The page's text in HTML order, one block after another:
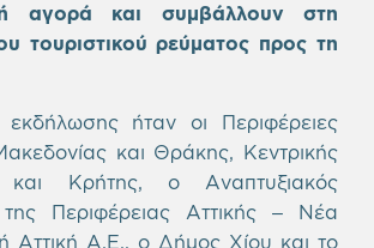
αγορά και συμβάλλουν στη
τουριστικού ρεύματος προς τη
εκδήλωσης ήταν οι Περιφέρειες
και Θράκης, Κεντρικής
και Κρήτης, ο Αναπτυξιακός
Περιφέρειας Αττικής – Νέα
Αττική Α.Ε., ο Δήμος Χίου και το